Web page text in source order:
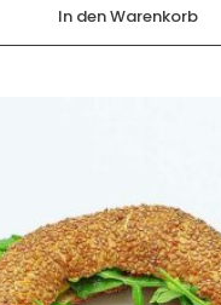
(2
Stück)
Menge
In den Warenkorb